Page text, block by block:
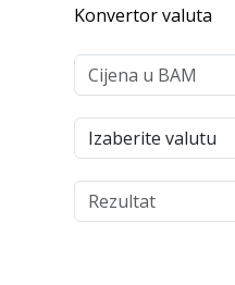
Konvertor valuta